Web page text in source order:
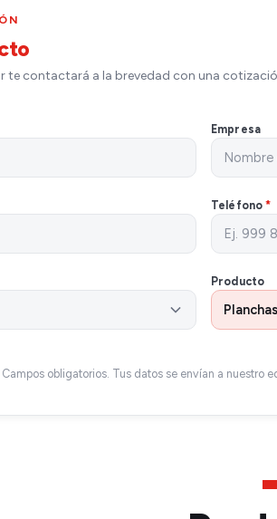
te contactará a la brevedad con una
Empresa
Teléfono*
Producto
obligatorios. Tus datos se envían a nuestro